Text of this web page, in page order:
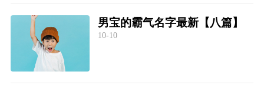
男宝的霸气名字最新【八篇】
10-10